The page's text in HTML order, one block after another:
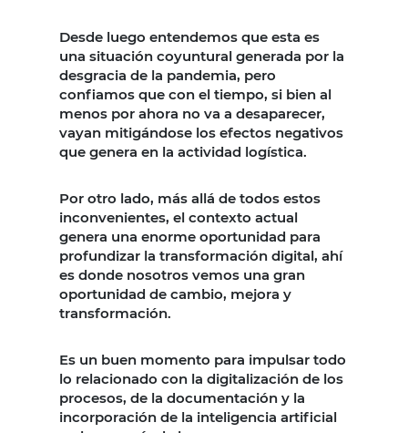
Desde luego entendemos que esta es
una situación coyuntural generada por la
desgracia de la pandemia, pero
confiamos que con el tiempo, si bien al
menos por ahora no va a desaparecer,
vayan mitigándose los efectos negativos
que genera en la actividad logística.
Por otro lado, más allá de todos estos
inconvenientes, el contexto actual
genera una enorme oportunidad para
profundizar la transformación digital, ahí
es donde nosotros vemos una gran
oportunidad de cambio, mejora y
transformación.
Es un buen momento para impulsar todo
lo relacionado con la digitalización de los
procesos, de la documentación y la
incorporación de la inteligencia artificial